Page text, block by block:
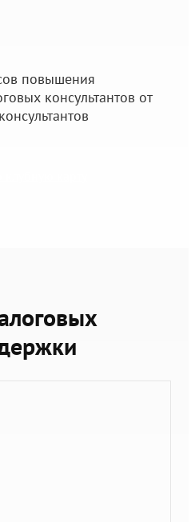
повышения
консультантов от